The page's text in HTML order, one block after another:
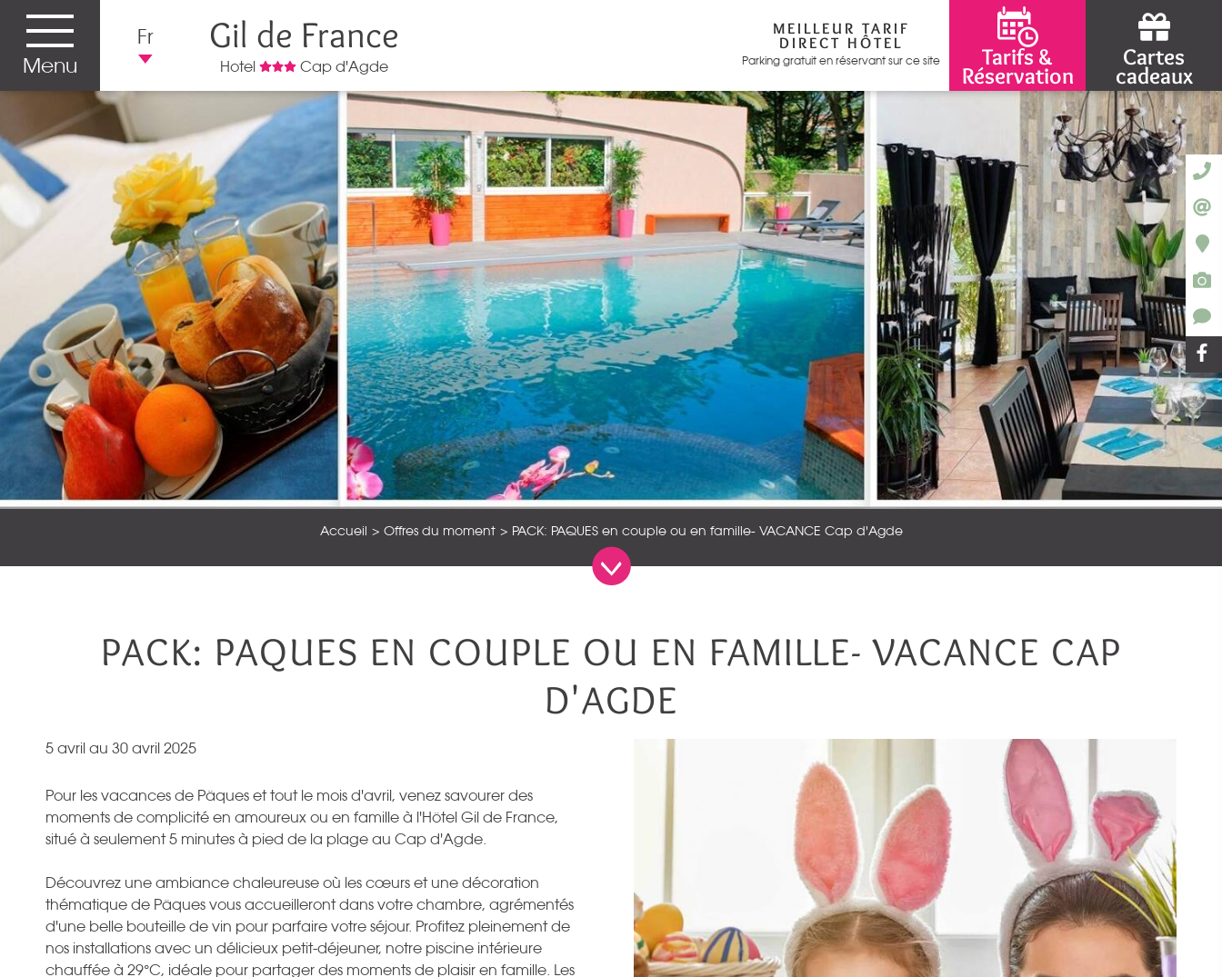
Menu
Fr Gil de France
Hotel Cap d'Agde Tarifs &
Réservation
Cartes
cadeaux
MEILLEUR TARIF
DIRECT HÔTEL
Parking gratuit en réservant sur ce site
Accueil Offres du moment PACK: PAQUES en couple ou en famille- VACANCE Cap d'Agde
PACK: PAQUES EN COUPLE OU EN FAMILLE- VACANCE CAP
D'AGDE
5 avril au 30 avril 2025
Pour les vacances de Pâques et tout le mois d'avril, venez savourer des
moments de complicité en amoureux ou en famille à l'Hôtel Gil de France,
situé à seulement 5 minutes à pied de la plage au Cap d'Agde.
Découvrez une ambiance chaleureuse où les cœurs et une décoration
thématique de Pâques vous accueilleront dans votre chambre, agrémentés
d'une belle bouteille de vin pour parfaire votre séjour. Profitez pleinement de
nos installations avec un délicieux petit-déjeuner, notre piscine intérieure
chauffée à 29°C, idéale pour partager des moments de plaisir en famille. Les